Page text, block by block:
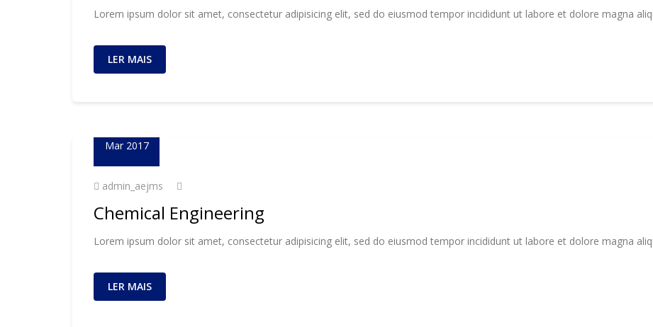
Lorem ipsum dolor sit amet, consectetur adipisicing elit, sed do eiusmod tempor incididunt ut labore et dolore magna
LER MAIS
Mar 2017
admin_aejms
Chemical Engineering
Lorem ipsum dolor sit amet, consectetur adipisicing elit, sed do eiusmod tempor incididunt ut labore et dolore magna
LER MAIS